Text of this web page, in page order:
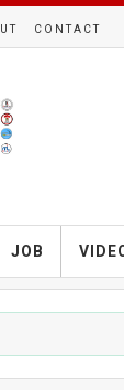
CONTACT
JOB